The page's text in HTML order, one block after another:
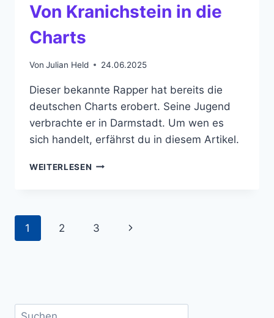
Von Kranichstein in die
Charts
Von Julian Held 24.06.2025
Dieser bekannte Rapper hat bereits die
deutschen Charts erobert. Seine Jugend
verbrachte er in Darmstadt. Um wen es
sich handelt, erfährst du in diesem Artikel.
WEITERLESEN VON
Seitennavigation
1 2 3
Nächste
Suchen